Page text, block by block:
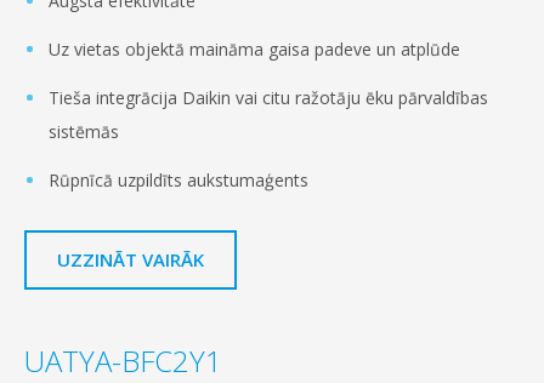
Uz vietas objektā maināma gaisa padeve un atplūde
Tieša integrācija Daikin vai citu ražotāju ēku pārvaldības
sistēmās
Rūpnīcā uzpildīts aukstumaģents
UZZINĀT VAIRĀK
UATYA-BFC2Y1